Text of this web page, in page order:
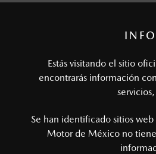
Estás visitando el sitio
encontrarás información
Se han identificado sitios
Motor de México no